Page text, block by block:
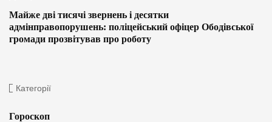
Майже дві тисячі звернень і десятки
адмінправопорушень: поліцейський офіцер Ободівської
громади прозвітував про роботу
Категорії
Гороскоп